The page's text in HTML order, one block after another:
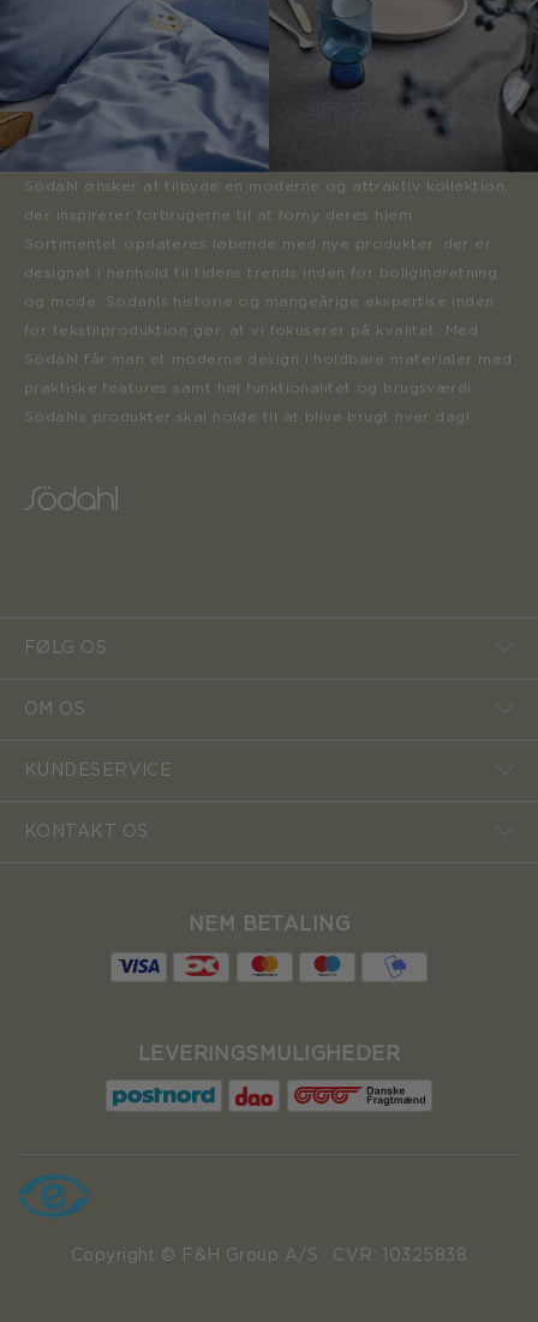
Södahl ønsker at tilbyde en moderne og attraktiv kollektion,
der inspirerer forbrugerne til at forny deres hjem.
Sortimentet opdateres løbende med nye produkter, der er
designet i henhold til tidens trends inden for boligindretning
og mode. Södahls historie og mangeårige ekspertise inden
for tekstilproduktion gør, at vi fokuserer på kvalitet. Med
Södahl får man et moderne design i holdbare materialer med
praktiske features samt høj funktionalitet og brugsværdi.
Södahls produkter skal holde til at blive brugt hver dag!
FØLG OS
OM OS
KUNDESERVICE
KONTAKT OS
NEM BETALING
LEVERINGSMULIGHEDER
Copyright © F&H Group A/S · CVR: 10325838